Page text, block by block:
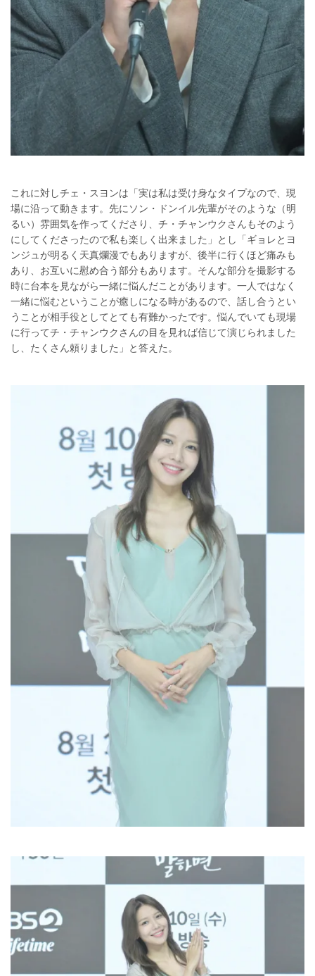
これに対しチェ・スヨンは「実は私は受け身なタイプなので、現
場に沿って動きます。先にソン・ドンイル先輩がそのような（明
るい）雰囲気を作ってくださり、チ・チャンウクさんもそのよう
にしてくださったので私も楽しく出来ました」とし「ギョレとヨ
ンジュが明るく天真爛漫でもありますが、後半に行くほど痛みも
あり、お互いに慰め合う部分もあります。そんな部分を撮影する
時に台本を見ながら一緒に悩んだことがあります。一人ではなく
一緒に悩むということが癒しになる時があるので、話し合うとい
うことが相手役としてとても有難かったです。悩んでいても現場
に行ってチ・チャンウクさんの目を見れば信じて演じられました
し、たくさん頼りました」と答えた。